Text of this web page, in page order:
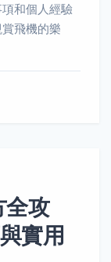
和個人經驗
飛機的樂
全攻
實用